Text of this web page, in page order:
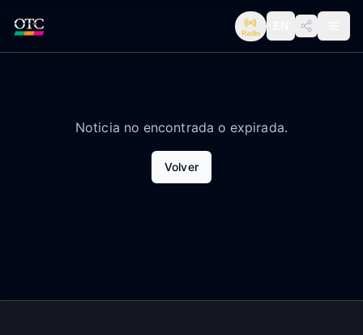
Radio
Noticia no encontrada o expirada.
Volver